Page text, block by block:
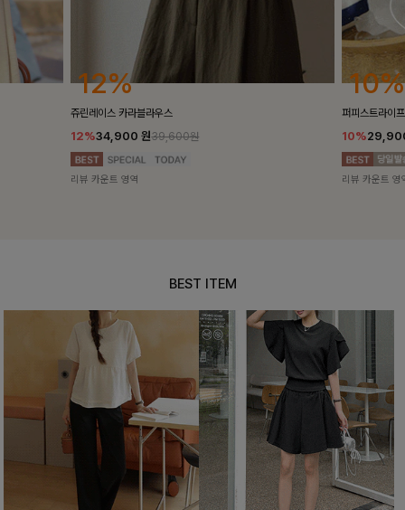
12%
쥬린레이스 카라블라우스
12%34,900원39,600원
리뷰 카운트 영역
10%
퍼피스트라이
10%
리뷰 카운트 영
BEST ITEM